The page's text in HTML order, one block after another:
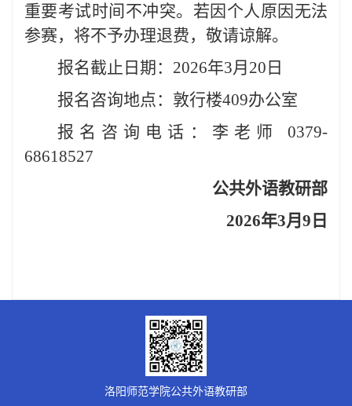
重要考试时间不冲突。若因个人原因无法
参赛，将不予办理退费，敬请谅解。
报名截止日期：2026年3月20日
报名咨询地点：敦行楼409办公室
报名咨询电话：李老师 0379-
68618527
公共外语教研部
2026年3月9日
洛阳师范学院公共外语教研部